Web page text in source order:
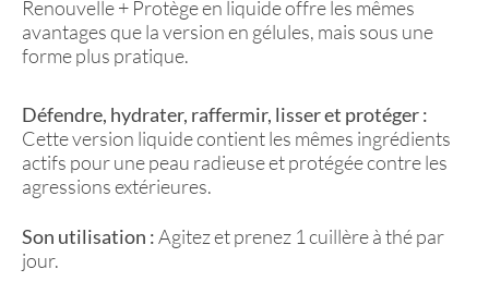
Renouvelle + Protège en liquide offre les mêmes
avantages que la version en gélules, mais sous une
forme plus pratique.
Défendre, hydrater, raffermir, lisser et protéger :
Cette version liquide contient les mêmes ingrédients
actifs pour une peau radieuse et protégée contre les
agressions extérieures.
Son utilisation :Agitez et prenez 1 cuillère à thé par
jour.